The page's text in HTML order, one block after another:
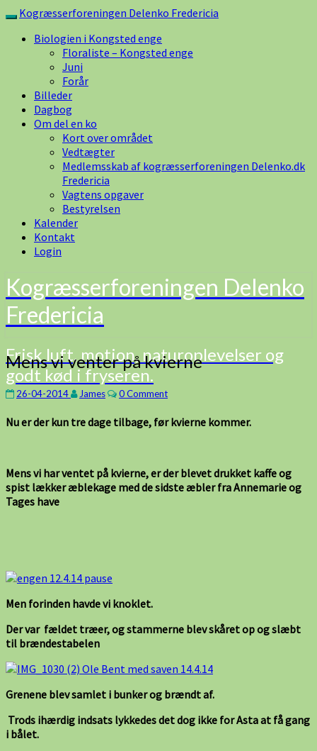
Skip
content
Toggle
navigation
Kogræsserforeningen Delenko Fredericia
Biologien i Kongsted enge
Floraliste – Kongsted enge
Juni
Forår
Billeder
Dagbog
Om del en ko
Kort over området
Vedtægter
Medlemsskab af kogræsserforeningen Delenko.dk
Fredericia
Vagtens opgaver
Bestyrelsen
Kalender
Kontakt
Login
Kogræsserforeningen Delenko
Fredericia
Frisk luft, motion, naturoplevelser og
godt kød i fryseren.
Mens
vi
venter
på
kvierne
Mens vi venter på kvierne
26-04-2014 James Comments
0 Comment
Nu er der kun tre dage tilbage, før kvierne kommer.
Mens vi har ventet på kvierne, er der blevet drukket kaffe og
spist lækker æblekage med de sidste æbler fra Annemarie og
Tages have
Men forinden havde vi knoklet.
Der var fældet træer, og stammerne blev skåret op og slæbt
til brændestabelen
Grenene blev samlet i bunker og brændt af.
Trods ihærdig indsats lykkedes det dog ikke for Asta at fågang
i bålet.